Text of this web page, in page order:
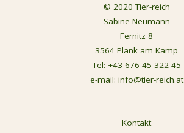
© 2020 Tier-reich
Sabine Neumann
Fernitz 8
3564 Plank am Kamp
Tel: +43 676 45 322 45
e-mail: info@tier-reich.at
Kontakt